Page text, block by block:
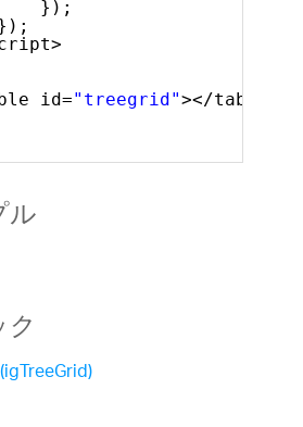
});
id="treegrid"></table>